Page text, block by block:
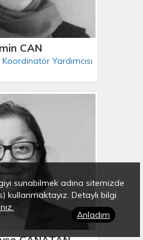
CAN
Yardımcısı
sunabilmek adına sitemizde
kullanmaktayız. Detaylı bilgi
Anladım